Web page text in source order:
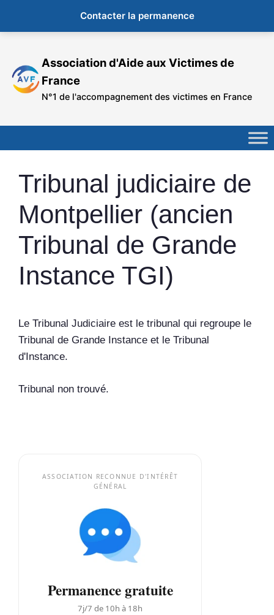
contenu
Contacter la permanence
Association d'Aide aux Victimes de
France
N°1 de l'accompagnement des victimes en France
Tribunal judiciaire de
Montpellier (ancien
Tribunal de Grande
Instance TGI)
Le Tribunal Judiciaire est le tribunal qui regroupe le
Tribunal de Grande Instance et le Tribunal
d'Instance.
Tribunal non trouvé.
ASSOCIATION RECONNUE D'INTÉRÊT
GÉNÉRAL
Permanence gratuite
7j/7 de 10h à 18h